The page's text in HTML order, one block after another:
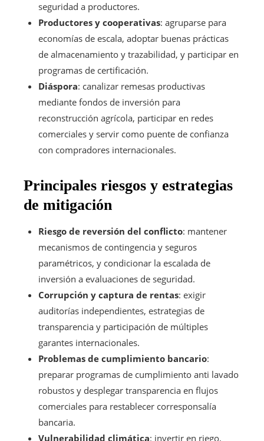
seguridad a productores.
Productores y cooperativas: agruparse para
economías de escala, adoptar buenas prácticas
de almacenamiento y trazabilidad, y participar en
programas de certificación.
Diáspora: canalizar remesas productivas
mediante fondos de inversión para
reconstrucción agrícola, participar en redes
comerciales y servir como puente de confianza
con compradores internacionales.
Principales riesgos y estrategias
de mitigación
Riesgo de reversión del conflicto: mantener
mecanismos de contingencia y seguros
paramétricos, y condicionar la escalada de
inversión a evaluaciones de seguridad.
Corrupción y captura de rentas: exigir
auditorías independientes, estrategias de
transparencia y participación de múltiples
garantes internacionales.
Problemas de cumplimiento bancario:
preparar programas de cumplimiento anti lavado
robustos y desplegar transparencia en flujos
comerciales para restablecer corresponsalía
bancaria.
Vulnerabilidad climática: invertir en riego,